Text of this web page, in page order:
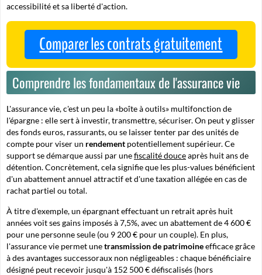
accessibilité et sa liberté d'action.
Comparer les contrats gratuitement
Comprendre les fondamentaux de l'assurance vie
L'assurance vie, c'est un peu la «boîte à outils» multifonction de
l'épargne : elle sert à investir, transmettre, sécuriser. On peut y glisser
des fonds euros, rassurants, ou se laisser tenter par des unités de
compte pour viser un rendement potentiellement supérieur. Ce
support se démarque aussi par unefiscalité douceaprès huit ans de
détention. Concrètement, cela signifie que les plus-values bénéficient
d'un abattement annuel attractif et d'une taxation allégée en cas de
rachat partiel ou total.
À titre d'exemple, un épargnant effectuant un retrait après huit
années voit ses gains imposés à 7,5%, avec un abattement de 4 600 €
pour une personne seule (ou 9 200 € pour un couple). En plus,
l'assurance vie permet unetransmission de patrimoineefficace grâce
à des avantages successoraux non négligeables : chaque bénéficiaire
désigné peut recevoir jusqu'à 152 500 € défiscalisés (hors